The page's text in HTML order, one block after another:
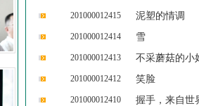
201000012415 泥塑的情调
201000012414 雪
201000012413 不采蘑菇的小
201000012412 笑脸
201000012410 握手，来自世